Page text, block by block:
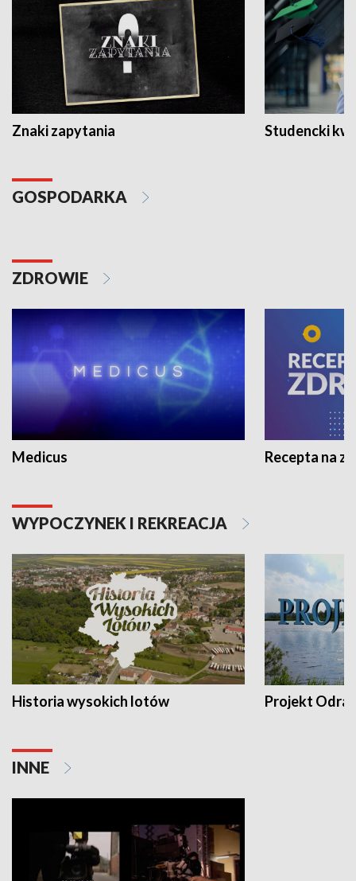
Znaki zapytania Studencki
GOSPODARKA
ZDROWIE
Medicus Recepta na
WYPOCZYNEK I REKREACJA
Historia wysokich lotów Projekt Odra
INNE